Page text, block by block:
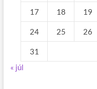
17 18 19
24 25 26
31
« júl